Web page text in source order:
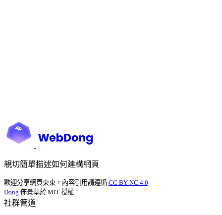
親切簡單描述如何建構網頁
歡迎分享網頁東東，內容引用請遵循 CC BY-NC 4.0
Dong 佈景基於 MIT 授權
社群管道